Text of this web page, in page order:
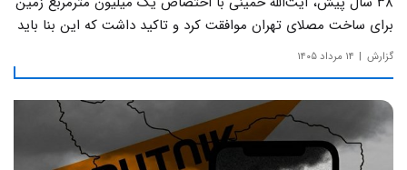
برای ساخت مصلای تهران موافقت کرد و تاکید داشت که این بنا باید
به دور از زرق‌وبرق و یادآور سادگی مساجد صدر اسلام باشد.
گزارش ۱۴ مرداد ۱۴۰۵